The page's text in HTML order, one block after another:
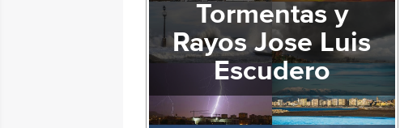
Tormentas y
Rayos Jose Luis
Escudero